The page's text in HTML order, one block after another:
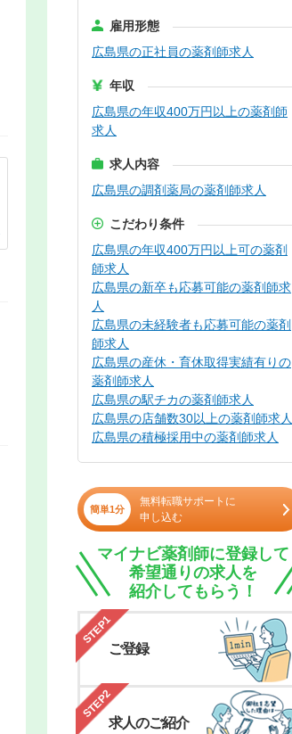
雇用形態
広島県の正社員の薬剤師求人
年収
広島県の年収400万円以上の薬剤師
求人
求人内容
広島県の調剤薬局の薬剤師求人
こだわり条件
広島県の年収400万円以上可の薬剤
師求人
広島県の新卒も応募可能の薬剤師求
人
広島県の未経験者も応募可能の薬剤
師求人
広島県の産休・育休取得実績有りの
薬剤師求人
広島県の駅チカの薬剤師求人
広島県の店舗数30以上の薬剤師求人
広島県の積極採用中の薬剤師求人
簡単1分
無料転職サポートに
申し込む
マイナビ薬剤師に登録して
希望通りの求人を
紹介してもらう！
STEP1
ご登録
STEP2
求人のご紹介